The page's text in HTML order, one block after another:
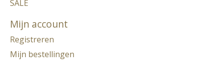
SALE
Mijn account
Registreren
Mijn bestellingen